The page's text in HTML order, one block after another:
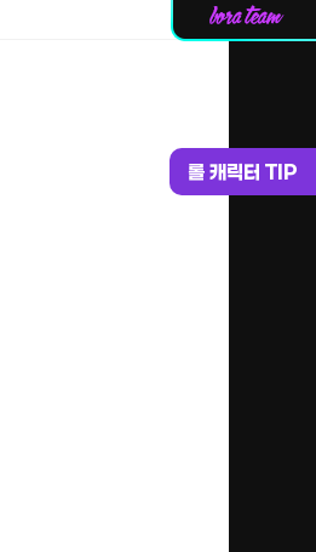
롤 캐릭터 TIP